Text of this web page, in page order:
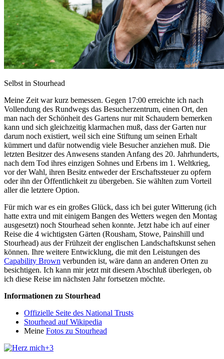
Selbst in Stourhead
Meine Zeit war kurz bemessen. Gegen 17:00 erreichte ich nach
Vollendung des Rundwegs das Besucherzentrum, einen Ort, den
man nach der Schönheit des Gartens nur mit Schaudern bemerken
kann und sich gleichzeitig klarmachen muß, dass der Garten nur
darum noch existiert, weil sich eine Stiftung um seinen Erhalt
kümmert und dafür notwendig viele Besucher anziehen muß. Die
letzten Besitzer des Anwesens standen Anfang des 20. Jahrhunderts,
nach dem Tod ihres einzigen Sohnes und Erbens im 1. Weltkrieg,
vor der Wahl, ihren Besitz entweder der Erschaftssteuer zu opfern
oder ihn der Öffentlichkeit zu übergeben. Sie wählten zum Vorteil
aller die letztere Option.
Für mich war es ein großes Glück, dass ich bei guter Witterung (ich
hatte extra und mit einigem Bangen des Wetters wegen den Montag
ausgesetzt) noch Stourhead sehen konnte. Jetzt habe ich auf einer
Reise die 4 wichtigsten Gärten (Rousham, Stowe, Painshill und
Stourhead) aus der Frühzeit der englischen Landschaftskunst sehen
können. Ihre weitere Entwicklung, die mit den Leistungen des
Capability Brown verbunden ist, wäre dann an anderen Orten zu
besichtigen. Ich kann mir jetzt mit diesem Abschluß überlegen, ob
ich diese Reise im nächsten Jahr fortsetzen möchte.
Informationen zu Stourhead
Offizielle Seite des National Trusts
Stourhead auf Wikipedia
Meine Fotos zu Stourhead
+3